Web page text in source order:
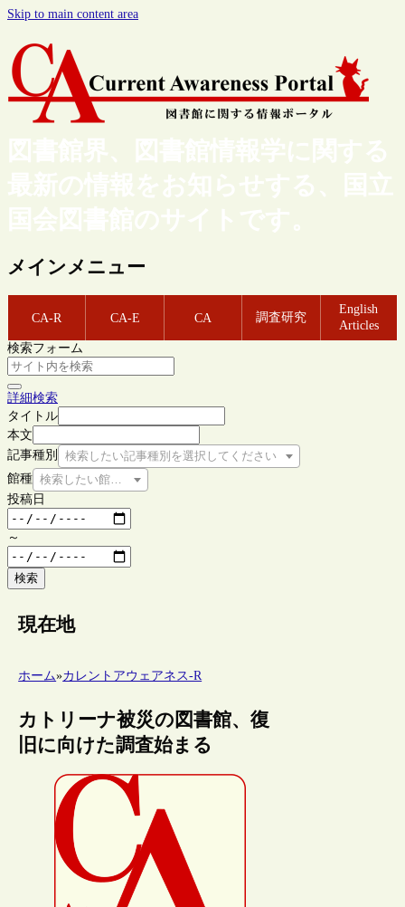
Skip to main content area
図書館界、図書館情報学に関する
最新の情報をお知らせする、国立
国会図書館のサイトです。
メインメニュー
CA-R CA-E CA 調査研究
English
Articles
検索フォーム
詳細検索
タイトル
本文
記事種別
検索したい記事種別を選択してください
館種 検索したい館種を選択してください
投稿日
～
検索
現在地
ホーム»カレントアウェアネス-R
カトリーナ被災の図書館、復
旧に向けた調査始まる